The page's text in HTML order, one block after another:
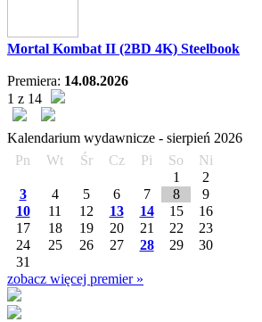
Mortal Kombat II (2BD 4K) Steelbook
Premiera: 14.08.2026
1 z 14
Kalendarium wydawnicze - sierpień 2026
Pn
Wt Śr Cz Pi So
Ni
1
2
3
4 5 6 7 8
9
10
11 12 13 14 15
16
17
18 19 20 21 22
23
24
25 26 27 28 29
30
31
zobacz więcej premier »